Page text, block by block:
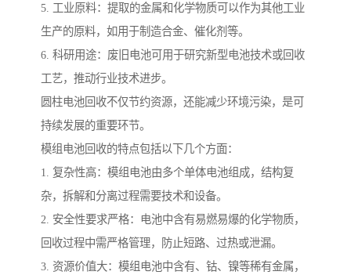
5. 工业原料：提取的金属和化学物质可以作为其他工业
生产的原料，如用于制造合金、催化剂等。
6. 科研用途：废旧电池可用于研究新型电池技术或回收
工艺，推动行业技术进步。
圆柱电池回收不仅节约资源，还能减少环境污染，是可
持续发展的重要环节。
模组电池回收的特点包括以下几个方面：
1. 复杂性高：模组电池由多个单体电池组成，结构复
杂，拆解和分离过程需要技术和设备。
2. 安全性要求严格：电池中含有易燃易爆的化学物质，
回收过程中需严格管理，防止短路、过热或泄漏。
3. 资源价值大：模组电池中含有、钴、镍等稀有金属，